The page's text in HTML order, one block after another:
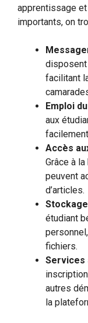
apprentissage
importants, on
disposent
facilitant
Emploi
aux
Accès
Grâce à
peuvent
d’articles.
étudiant
fichiers.
Services
autres
la